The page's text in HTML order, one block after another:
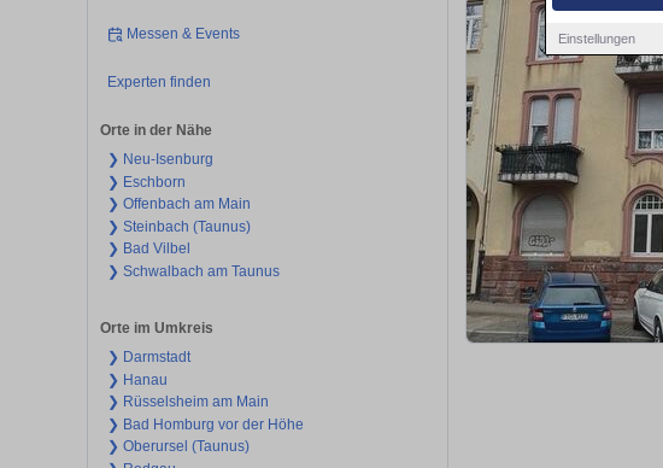
Einstellungen
Messen & Events
Experten finden
Orte in der Nähe
❯ Neu-Isenburg
❯ Eschborn
❯ Offenbach am Main
❯ Steinbach (Taunus)
❯ Bad Vilbel
❯ Schwalbach am Taunus
Orte im Umkreis
❯ Darmstadt
❯ Hanau
❯ Rüsselsheim am Main
❯ Bad Homburg vor der Höhe
❯ Oberursel (Taunus)